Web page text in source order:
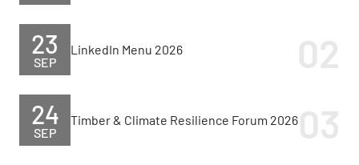
SEP
23 LinkedIn Menu 2026
SEP
24 Timber & Climate Resilience Forum 2026